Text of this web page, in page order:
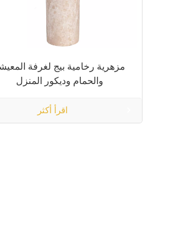
مزهرية رخامية بيج لغرفة
والحمام وديكور المنزل
اقرأ أكثر